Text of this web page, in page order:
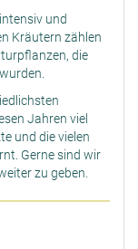
und
Kräutern zählen
die
Jahren viel
und die vielen
Gerne sind wir
zu geben.